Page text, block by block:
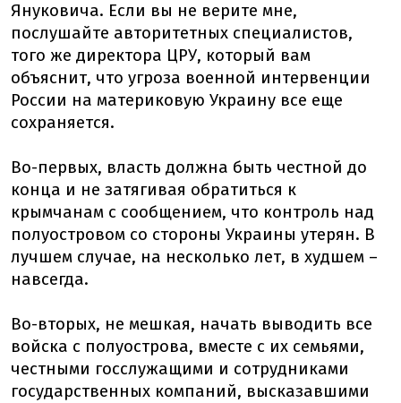
Януковича. Если вы не верите мне,
послушайте авторитетных специалистов,
того же директора ЦРУ, который вам
объяснит, что угроза военной интервенции
России на материковую Украину все еще
сохраняется.
Во-первых, власть должна быть честной до
конца и не затягивая обратиться к
крымчанам с сообщением, что контроль над
полуостровом со стороны Украины утерян. В
лучшем случае, на несколько лет, в худшем –
навсегда.
Во-вторых, не мешкая, начать выводить все
войска с полуострова, вместе с их семьями,
честными госслужащими и сотрудниками
государственных компаний, высказавшими